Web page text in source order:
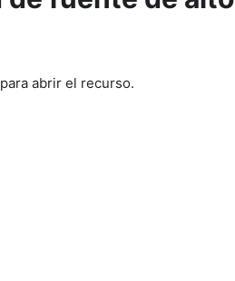
para abrir el recurso.